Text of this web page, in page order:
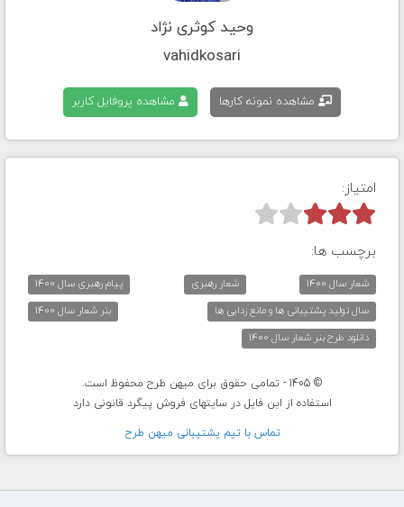
وحید کوثری نژاد
vahidkosari
مشاهده نمونه کارها مشاهده پروفایل کاربر
امتیاز:



برچسب ها:
شعار سال 1400 شعار رهبری
پیام رهبری سال 1400
سال تولید پشتیبانی ها و مانع زدایی ها
بنر شعار سال 1400
دانلود طرح بنر شعار سال 1400
© 1405 - تمامی حقوق برای میهن طرح محفوظ است.
استفاده از این فایل در سایتهای فروش پیگرد قانونی دارد
تماس با تيم پشتيبانی ميهن طرح